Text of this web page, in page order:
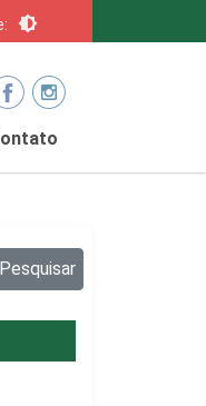
brightness_6
Pesquisar